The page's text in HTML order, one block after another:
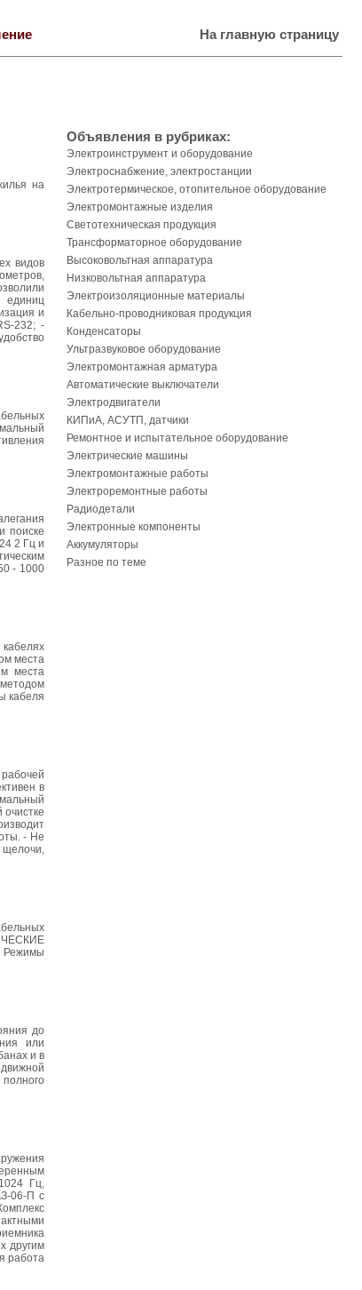
На главную страницу
на
видов
единиц
и
232; -
поиске
2 Гц и
- 1000
места
места
кабеля
в
- Не
щелочи,
Режимы
до
или
и в
Гц,
06-П с
другим
работа
Объявления в рубриках:
Электроинструмент и оборудование
Электроснабжение, электростанции
Электротермическое, отопительное оборудование
Электромонтажные изделия
Светотехническая продукция
Трансформаторное оборудование
Высоковольтная аппаратура
Низковольтная аппаратура
Электроизоляционные материалы
Кабельно-проводниковая продукция
Конденсаторы
Ультразвуковое оборудование
Электромонтажная арматура
Автоматические выключатели
Электродвигатели
КИПиА, АСУТП, датчики
Ремонтное и испытательное оборудование
Электрические машины
Электромонтажные работы
Электроремонтные работы
Радиодетали
Электронные компоненты
Аккумуляторы
Разное по теме